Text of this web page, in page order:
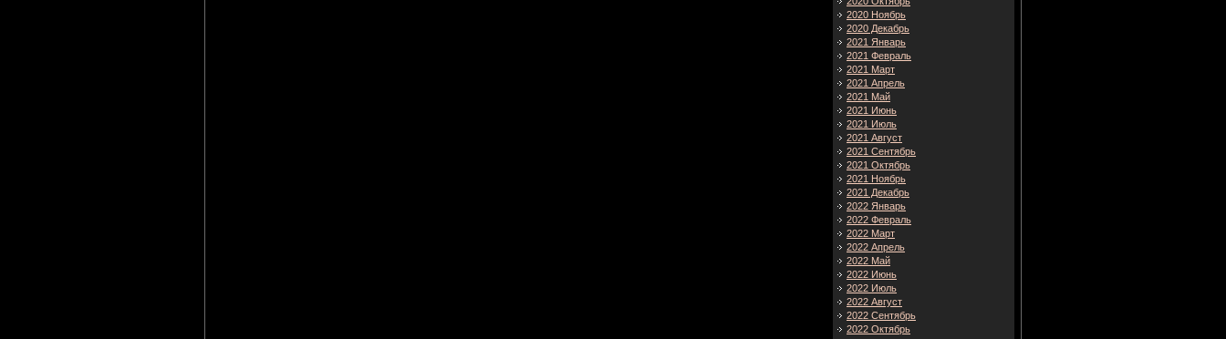
2020 Ноябрь
2020 Декабрь
2021 Январь
2021 Февраль
2021 Март
2021 Апрель
2021 Май
2021 Июнь
2021 Июль
2021 Август
2021 Сентябрь
2021 Октябрь
2021 Ноябрь
2021 Декабрь
2022 Январь
2022 Февраль
2022 Март
2022 Апрель
2022 Май
2022 Июнь
2022 Июль
2022 Август
2022 Сентябрь
2022 Октябрь